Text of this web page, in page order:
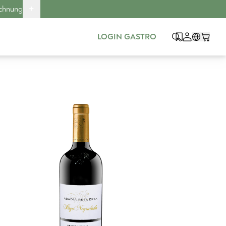
LOGIN GASTRO